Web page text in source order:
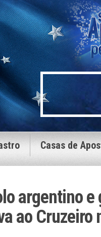
Casas de
argentino e
ao Cruzeiro